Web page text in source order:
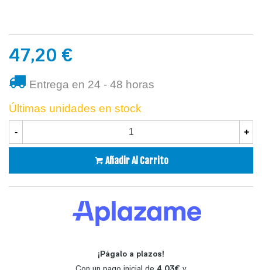
47,20 €
Entrega en 24 - 48 horas
Últimas unidades en stock
- +
Añadir Al Carrito